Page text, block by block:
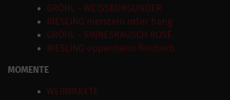
GRÖHL - WEISSBURGUNDER
RIESLING nierstein roter hang
GRÖHL - SINNESRAUSCH ROSÉ
RIESLING oppenheim feinherb
MOMENTE
WEINPAKETE